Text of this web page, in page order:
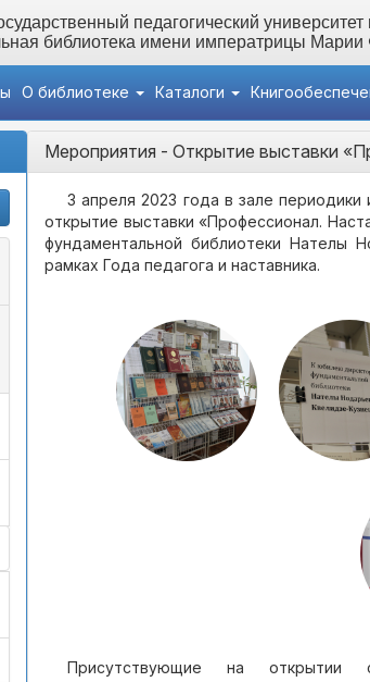
педагогический
библиотека имени императрицы
О библиотеке Каталоги
Мероприятия - Открытие выставки
3 апреля 2023 года в зале
открытие выставки «Профессионал.
фундаментальной библиотеки Нателы
рамках Года педагога и наставника.
Присутствующие на открытии